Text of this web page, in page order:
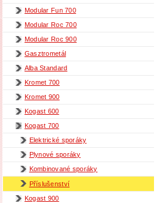
Modular Fun 700
Modular Roc 700
Modular Roc 900
Gasztrometál
Alba Standard
Kromet 700
Kromet 900
Kogast 600
Kogast 700
Elektrické sporáky
Plynové sporáky
Kombinované sporáky
Příslušenství
Kogast 900